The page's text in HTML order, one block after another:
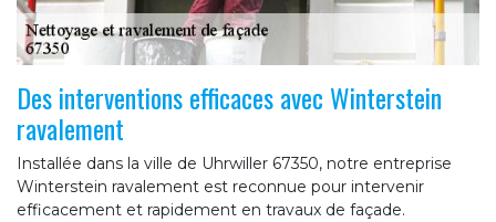
Des interventions efficaces avec Winterstein
ravalement
Installée dans la ville de Uhrwiller 67350, notre entreprise
Winterstein ravalement est reconnue pour intervenir
efficacement et rapidement en travaux de façade.